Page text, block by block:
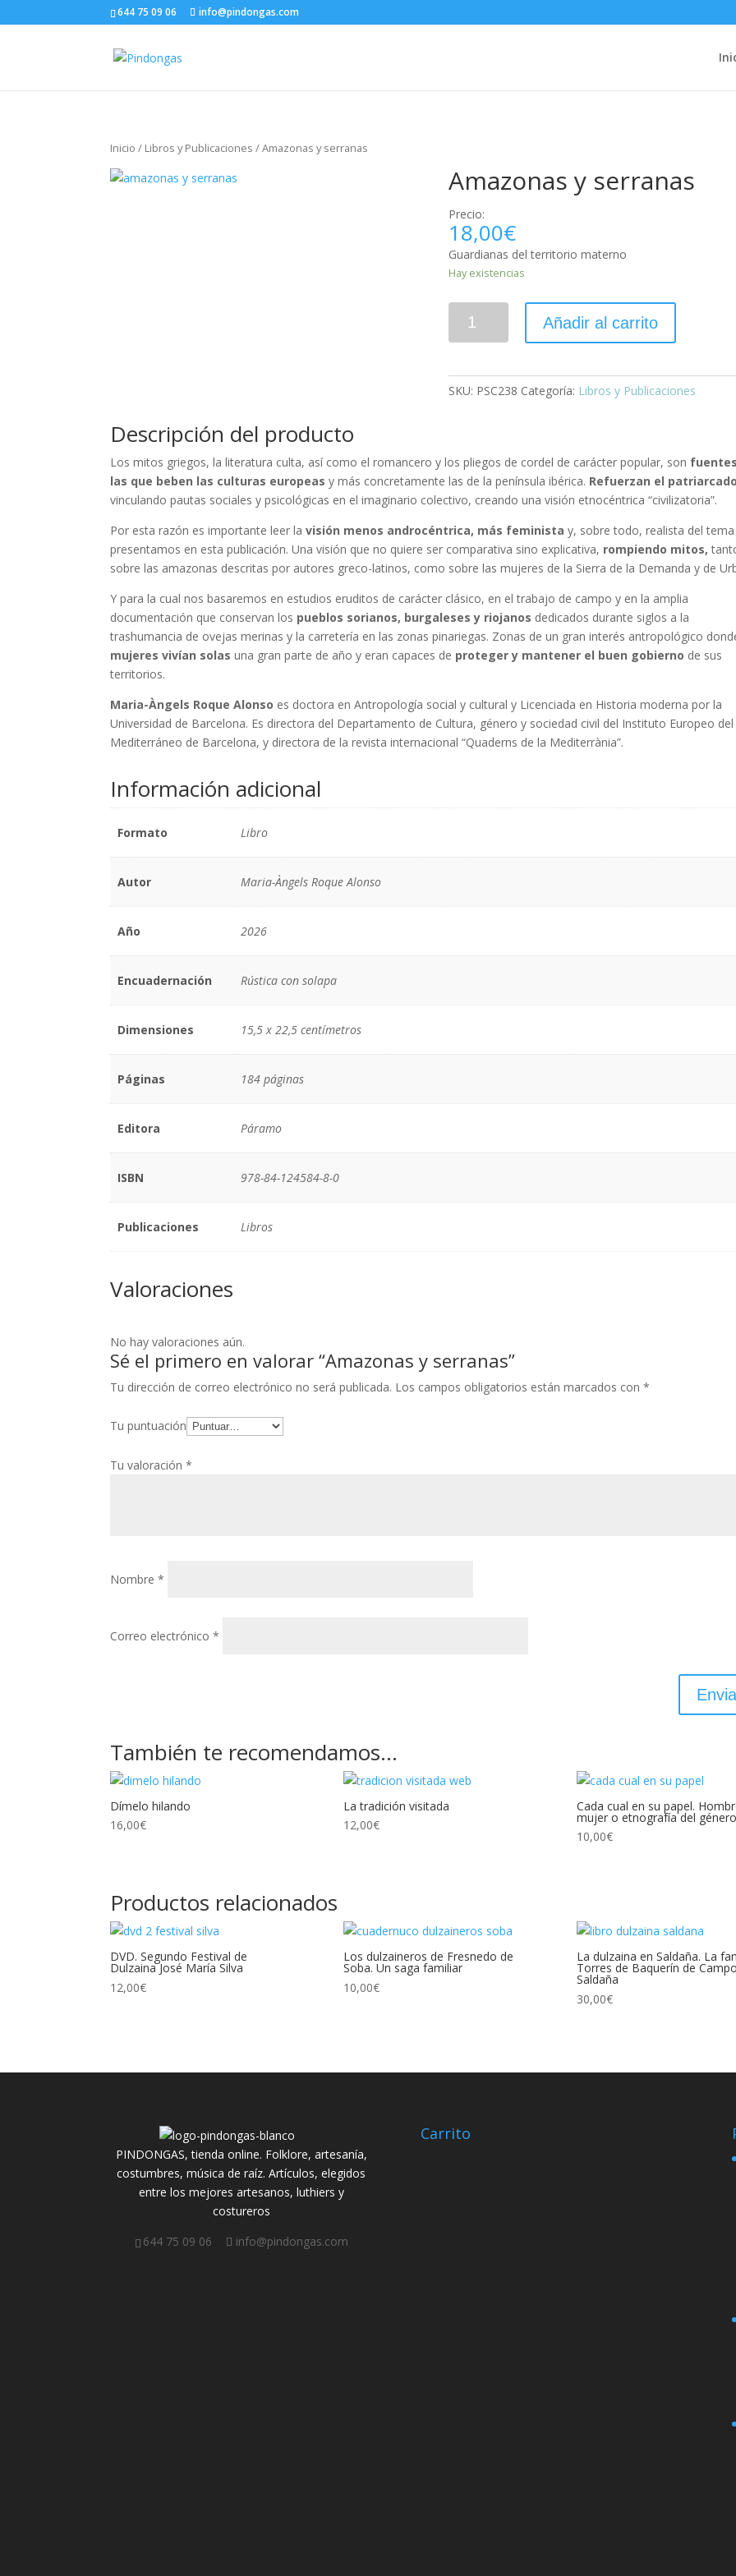
644 75 09 06 info@pindongas.com
Inicio / Libros y Publicaciones / Amazonas y serranas
Amazonas y serranas
Precio:
18,00€
Guardianas del territorio materno
Hay existencias
Añadir al carrito
SKU: PSC238 Categoría: Libros y Publicaciones
Descripción del producto
Los mitos griegos, la literatura culta, así como el romancero y los pliegos de cordel de carácter popular, son
las que beben las culturas europeas y más concretamente las de la península ibérica. Refuerzan el patriarcado
vinculando pautas sociales y psicológicas en el imaginario colectivo, creando una visión etnocéntrica “civilizatoria”.
Por esta razón es importante leer lavisión menos androcéntrica, más feminista y, sobre todo, realista del tema
presentamos en esta publicación. Una visión que no quiere ser comparativa sino explicativa, rompiendo mitos,
sobre las amazonas descritas por autores greco-latinos, como sobre las mujeres de la Sierra de la Demanda y de
Y para la cual nos basaremos en estudios eruditos de carácter clásico, en el trabajo de campo y en la amplia
documentación que conservan los pueblos sorianos, burgaleses y riojanos dedicados durante siglos a la
trashumancia de ovejas merinas y la carretería en las zonas pinariegas. Zonas de un gran interés antropológico
mujeres vivían solas una gran parte de año y eran capaces de proteger y mantener el buen gobierno de sus
territorios.
Maria-Àngels Roque Alonso es doctora en Antropología social y cultural y Licenciada en Historia moderna por la
Universidad de Barcelona. Es directora del Departamento de Cultura, género y sociedad civil del Instituto Europeo del
Mediterráneo de Barcelona, y directora de la revista internacional “Quaderns de la Mediterrània”.
Información adicional
Formato Libro
Autor Maria-Àngels Roque Alonso
Año 2026
Encuadernación Rústica con solapa
Dimensiones 15,5 x 22,5 centímetros
Páginas 184 páginas
Editora Páramo
ISBN 978-84-124584-8-0
Publicaciones Libros
Valoraciones
No hay valoraciones aún.
Sé el primero en valorar “Amazonas y serranas”
Tu dirección de correo electrónico no será publicada. Los campos obligatorios están marcados con*
Tu puntuación
Tu valoración*
Nombre*
Correo electrónico*
También te recomendamos…
Dímelo hilando
16,00€
La tradición visitada
12,00€
Cada cual en su papel.
mujer o etnografía del género
10,00€
Productos relacionados
DVD. Segundo Festival de
Dulzaina José María Silva
12,00€
Los dulzaineros de Fresnedo de
Soba. Un saga familiar
10,00€
La dulzaina en Saldaña. La
Torres de Baquerín de
Saldaña
30,00€
PINDONGAS, tienda online. Folklore, artesanía,
costumbres, música de raíz. Artículos, elegidos
entre los mejores artesanos, luthiers y
costureros
644 75 09 06
info@pindongas.com
Carrito